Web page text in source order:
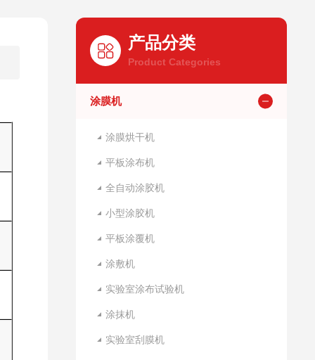
产品分类
Product Categories
涂膜机
涂膜烘干机
平板涂布机
全自动涂胶机
小型涂胶机
平板涂覆机
涂敷机
实验室涂布试验机
涂抹机
实验室刮膜机